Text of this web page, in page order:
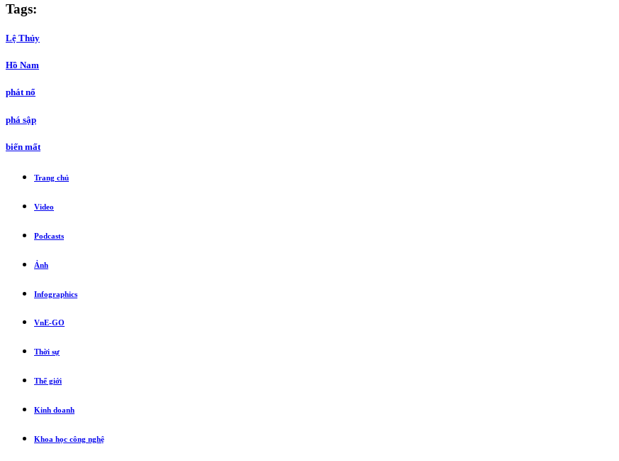
Tags:
Lệ Thủy
Hồ Nam
phát nổ
phá sập
biến mất
Trang chủ
Video
Podcasts
Ảnh
Infographics
VnE-GO
Thời sự
Thế giới
Kinh doanh
Khoa học công nghệ